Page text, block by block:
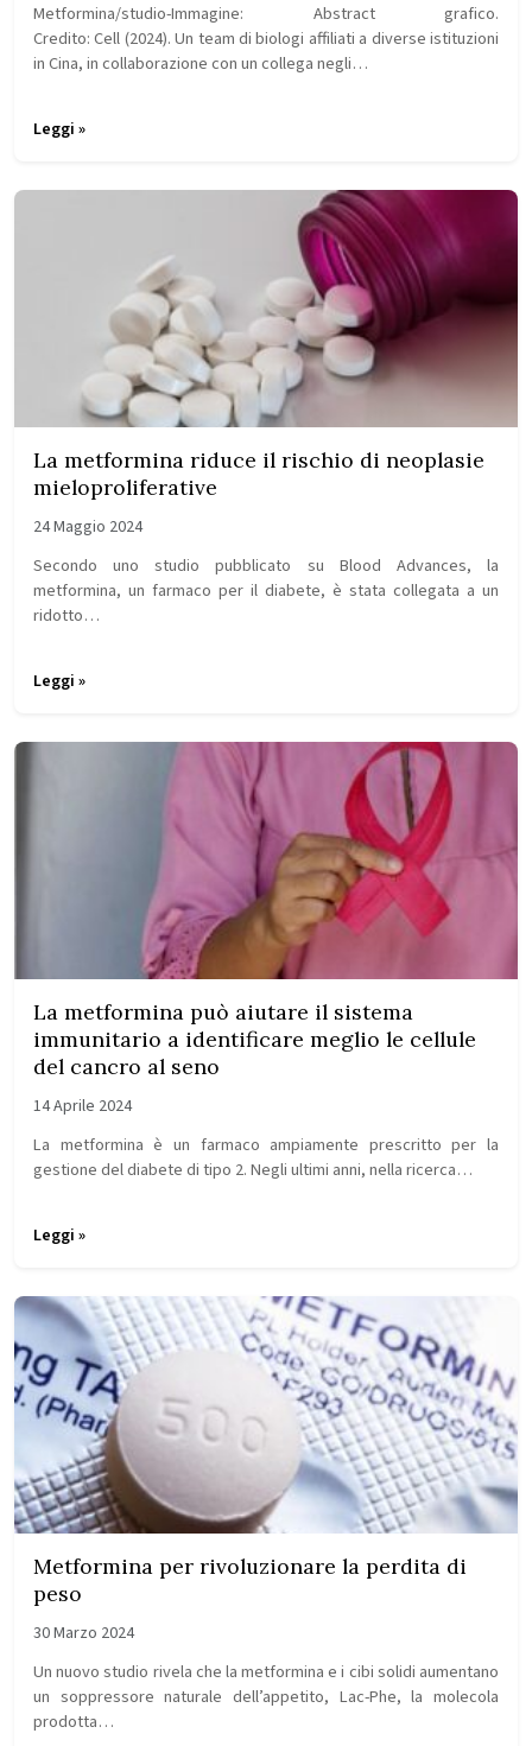
Metformina/studio-Immagine: Abstract grafico.
Credito: Cell (2024). Un team di biologi affiliati a diverse istituzioni
in Cina, in collaborazione con un collega negli…
Leggi »
La metformina riduce il rischio di neoplasie
mieloproliferative
24 Maggio 2024
Secondo uno studio pubblicato su Blood Advances, la
metformina, un farmaco per il diabete, è stata collegata a un
ridotto…
Leggi »
La metformina può aiutare il sistema
immunitario a identificare meglio le cellule
del cancro al seno
14 Aprile 2024
La metformina è un farmaco ampiamente prescritto per la
gestione del diabete di tipo 2. Negli ultimi anni, nella ricerca…
Leggi »
Metformina per rivoluzionare la perdita di
peso
30 Marzo 2024
Un nuovo studio rivela che la metformina e i cibi solidi aumentano
un soppressore naturale dell’appetito, Lac-Phe, la molecola
prodotta…